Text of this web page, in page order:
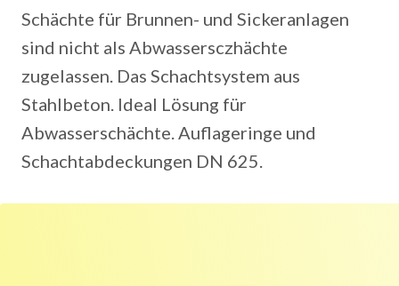
Schächte für Brunnen- und Sickeranlagen
sind nicht als Abwassersczhächte
zugelassen. Das Schachtsystem aus
Stahlbeton. Ideal Lösung für
Abwasserschächte. Auflageringe und
Schachtabdeckungen DN 625.